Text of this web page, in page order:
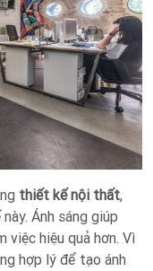
thiết kế nội thất,
Ánh sáng giúp
việc hiệu quả hơn. Vì
hợp lý để tạo ánh